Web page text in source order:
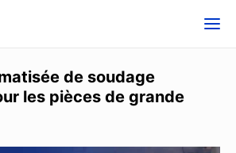
de soudage
les pièces de grande